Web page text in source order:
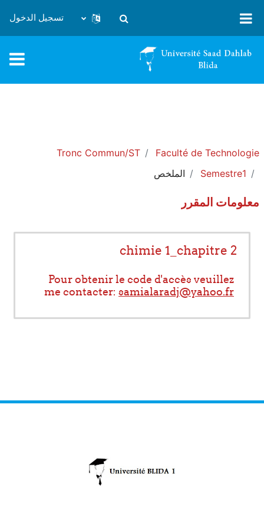
تبديل إدخال البحث
تسجيل الدخول
Faculté de Technologie
Tronc Commun/ST
Semestre1
الملخص
معلومات المقرر
chimie 1_chapitre 2
Pour obtenir le code d'accès veuillez
me contacter: samialaradj@yahoo.fr